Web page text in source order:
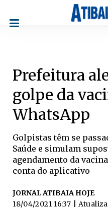
Prefeitura
golpe da
WhatsApp
Golpistas têm se
Saúde e simulam
agendamento da
conta do aplicativo
JORNAL ATIBAIA HOJE
18/04/2021 16:37
|